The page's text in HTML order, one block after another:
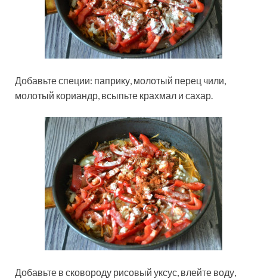
Добавьте специи: паприку, молотый перец чили,
молотый кориандр, всыпьте крахмал и сахар.
Добавьте в сковороду рисовый уксус, влейте воду,